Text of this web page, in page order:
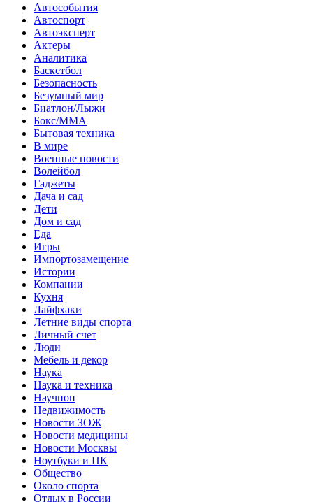
Автособытия
Автоспорт
Автоэксперт
Актеры
Аналитика
Баскетбол
Безопасность
Безумный мир
Биатлон/Лыжи
Бокс/MMA
Бытовая техника
В мире
Военные новости
Волейбол
Гаджеты
Дача и сад
Дети
Дом и сад
Еда
Игры
Импортозамещение
Истории
Компании
Кухня
Лайфхаки
Летние виды спорта
Личный счет
Люди
Мебель и декор
Наука
Наука и техника
Научпоп
Недвижимость
Новости ЗОЖ
Новости медицины
Новости Москвы
Ноутбуки и ПК
Общество
Около спорта
Отдых в России